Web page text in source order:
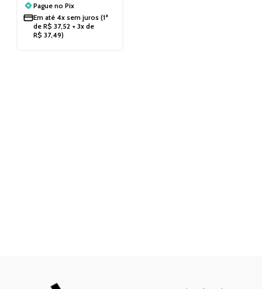
Pague no Pix
Em até 4x sem juros (1ª
de R$ 37,52 + 3x de
R$ 37,49)